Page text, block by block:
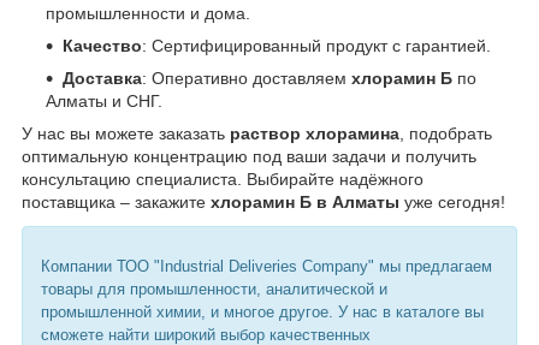
промышленности и дома.
Качество: Сертифицированный продукт с гарантией.
Доставка: Оперативно доставляем хлорамин Б по
Алматы и СНГ.
У нас вы можете заказать раствор хлорамина , подобрать
оптимальную концентрацию под ваши задачи и получить
консультацию специалиста. Выбирайте надёжного
поставщика – закажите хлорамин Б в Алматы уже сегодня!
Компании ТОО "Industrial Deliveries Company" мы предлагаем
товары для промышленности, аналитической и
промышленной химии, и многое другое. У нас в каталоге вы
сможете найти широкий выбор качественных